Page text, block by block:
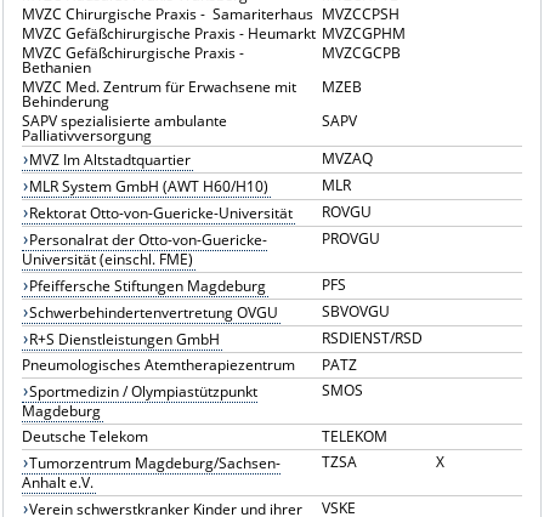
MVZC Chirurgische Praxis - Samariterhaus MVZCCPSH
MVZC Gefäßchirurgische Praxis - Heumarkt MVZCGPHM
MVZC Gefäßchirurgische Praxis -
Bethanien
MVZCGCPB
MVZC Med. Zentrum für Erwachsene mit
Behinderung
MZEB
SAPV spezialisierte ambulante
Palliativversorgung
SAPV
MVZ Im Altstadtquartier
MVZAQ
MLR System GmbH (AWT H60/H10)
MLR
Rektorat Otto-von-Guericke-Universität
ROVGU
Personalrat der Otto-von-Guericke-
Universität (einschl. FME)
PROVGU
Pfeiffersche Stiftungen Magdeburg
PFS
Schwerbehindertenvertretung OVGU
SBVOVGU
R+S Dienstleistungen GmbH
RSDIENST/RSD
Pneumologisches Atemtherapiezentrum
PATZ
Sportmedizin / Olympiastützpunkt
Magdeburg
SMOS
Deutsche Telekom
TELEKOM
Tumorzentrum Magdeburg/Sachsen-
Anhalt e.V.
TZSA X
Verein schwerstkranker Kinder und ihrer
VSKE